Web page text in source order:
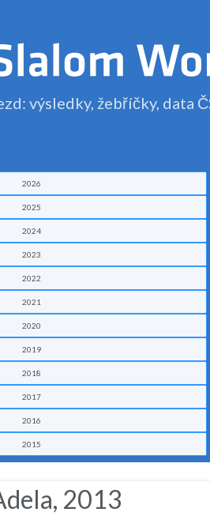
výsledky, žebříčky, data
2026
2025
2024
2023
2022
2021
2020
2019
2018
2017
2016
2015
2013